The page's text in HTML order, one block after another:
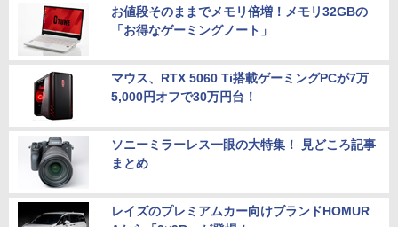
お値段そのままでメモリ倍増！メモリ32GBの
「お得なゲーミングノート」
マウス、RTX 5060 Ti搭載ゲーミングPCが7万
5,000円オフで30万円台！
ソニーミラーレス一眼の大特集！ 見どころ記事
まとめ
レイズのプレミアムカー向けブランドHOMUR